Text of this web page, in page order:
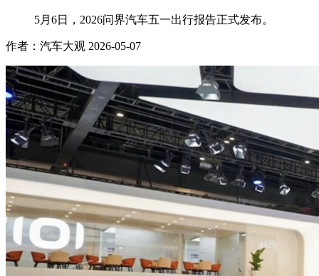
5月6日，2026问界汽车五一出行报告正式发布。
作者：汽车大观 2026-05-07